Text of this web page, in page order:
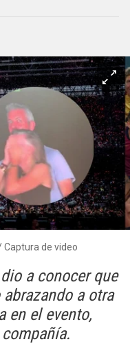
Captura de video
a conocer que
a otra
en el evento,